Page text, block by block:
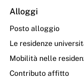
Alloggi
Posto alloggio
Le residenze
Mobilità nelle
Contributo affitto